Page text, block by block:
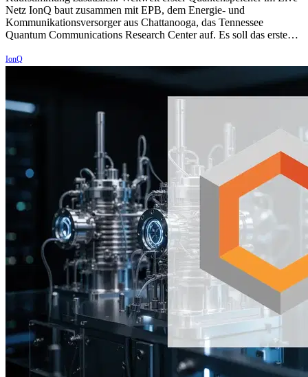
Netz IonQ baut zusammen mit EPB, dem Energie- und
Kommunikationsversorger aus Chattanooga, das Tennessee
Quantum Communications Research Center auf. Es soll das erste…
IonQ